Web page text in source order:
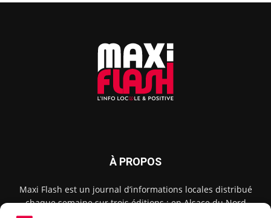
À PROPOS
Maxi Flash est un journal d’informations locales distribué
chaque semaine sur trois éditions : en Alsace du Nord